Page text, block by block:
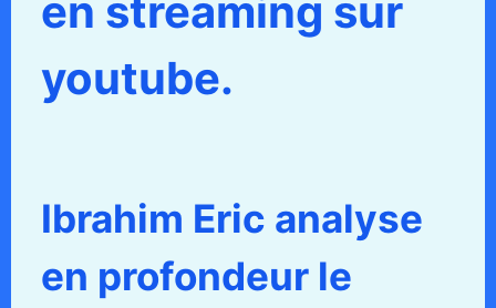
en streaming sur
youtube.
Ibrahim Eric analyse
en profondeur le